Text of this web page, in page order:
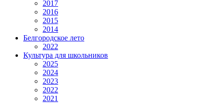
2017
2016
2015
2014
Белгородское лето
2022
Культура для школьников
2025
2024
2023
2022
2021